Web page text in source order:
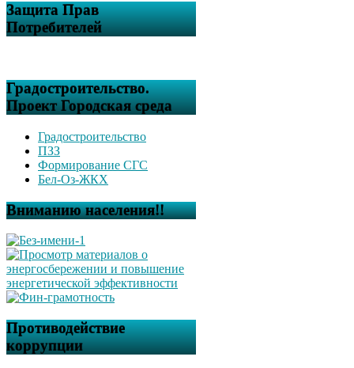
Защита Прав
Потребителей
Градостроительство.
Проект Городская среда
Градостроительство
ПЗЗ
Формирование СГС
Бел-Оз-ЖКХ
Вниманию населения!!
Противодействие
коррупции